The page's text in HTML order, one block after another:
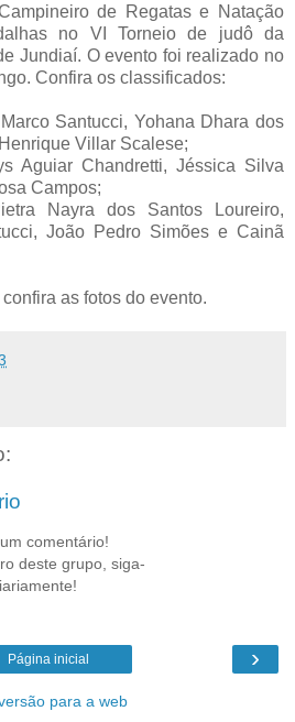
de Regatas e Natação
no VI Torneio de judô da
Jundiaí. O evento foi realizado no
Confira os classificados:
Santucci, Yohana Dhara dos
Villar Scalese;
Aguiar Chandretti, Jéssica Silva
Campos;
Nayra dos Santos Loureiro,
João Pedro Simões e Cainã
confira as fotos do evento.
comentário!
deste grupo, siga-
›
Página inicial
para a web